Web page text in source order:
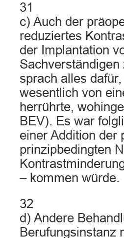
31
c) Auch der
reduziertes
der Implantation
sprach alles
wesentlich von
herrührte,
BEV). Es war
einer Addition der
prinzipbedingten
– kommen würde.
32
d) Andere
Berufungsinstanz